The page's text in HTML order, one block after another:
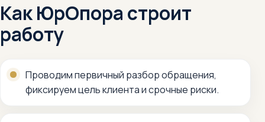
Как ЮрОпора строит
работу
Проводим первичный разбор обращения,
фиксируем цель клиента и срочные риски.